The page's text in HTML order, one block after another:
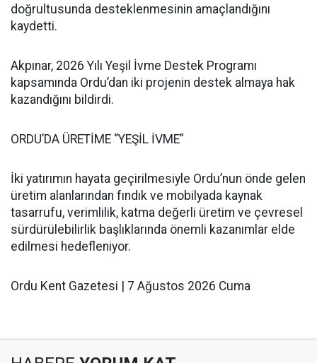
doğrultusunda desteklenmesinin amaçlandığını
kaydetti.
Akpınar, 2026 Yılı Yeşil İvme Destek Programı
kapsamında Ordu’dan iki projenin destek almaya hak
kazandığını bildirdi.
ORDU’DA ÜRETİME “YEŞİL İVME”
İki yatırımın hayata geçirilmesiyle Ordu’nun önde gelen
üretim alanlarından fındık ve mobilyada kaynak
tasarrufu, verimlilik, katma değerli üretim ve çevresel
sürdürülebilirlik başlıklarında önemli kazanımlar elde
edilmesi hedefleniyor.
Ordu Kent Gazetesi | 7 Ağustos 2026 Cuma